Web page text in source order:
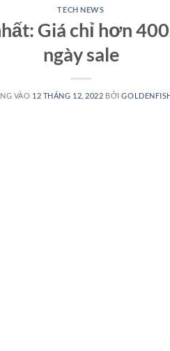
TECH NEWS
Giá chỉ hơn
ngày sale
VÀO 12 THÁNG 12, 2022 BỞI